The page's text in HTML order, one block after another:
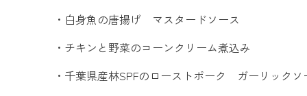
・白身魚の唐揚げ マスタードソース
・チキンと野菜のコーンクリーム煮込み
・千葉県産林SPFのローストポーク ガーリックソ